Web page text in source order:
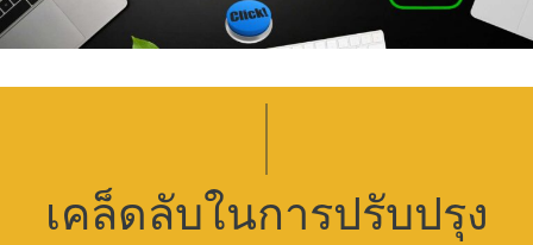
เคล็ดลับในการปรับปรุง